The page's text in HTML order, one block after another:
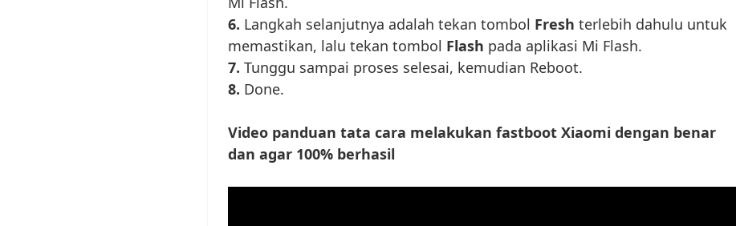
6. Langkah selanjutnya adalah tekan tombol Fresh terlebih dahulu untuk
memastikan, lalu tekan tombol Flash pada aplikasi Mi Flash.
7. Tunggu sampai proses selesai, kemudian Reboot.
8. Done.
Video panduan tata cara melakukan fastboot Xiaomi dengan benar
dan agar 100% berhasil